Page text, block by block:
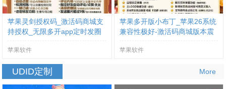
苹果灵剑授权码_激活码商城支
持授权_无限多开app定时发圈
苹果软件
苹果多开版小布丁_苹果26系统
兼容性极好-激活码商城版本震
苹果软件
UDID定制 More